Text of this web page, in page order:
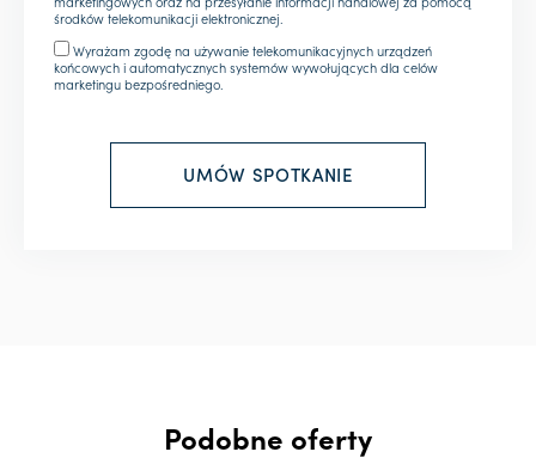
środków telekomunikacji elektronicznej.
Wyrażam zgodę na używanie telekomunikacyjnych urządzeń
końcowych i automatycznych systemów wywołujących dla celów
marketingu bezpośredniego.
Podobne oferty